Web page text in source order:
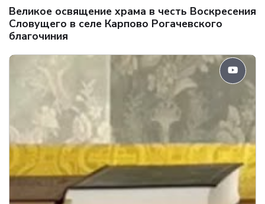
Великое освящение храма в честь Воскресения
Словущего в селе Карпово Рогачевского
благочиния